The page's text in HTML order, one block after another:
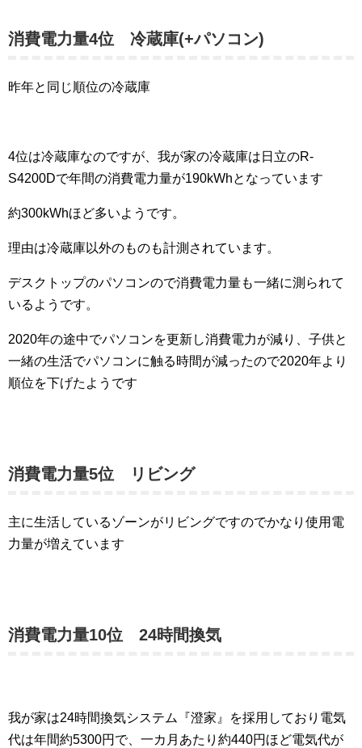
消費電力量4位 冷蔵庫(+パソコン)
昨年と同じ順位の冷蔵庫
4位は冷蔵庫なのですが、我が家の冷蔵庫は日立のR-
S4200Dで年間の消費電力量が190kWhとなっています
約300kWhほど多いようです。
理由は冷蔵庫以外のものも計測されています。
デスクトップのパソコンので消費電力量も一緒に測られて
いるようです。
2020年の途中でパソコンを更新し消費電力が減り、子供と
一緒の生活でパソコンに触る時間が減ったので2020年より
順位を下げたようです
消費電力量5位 リビング
主に生活しているゾーンがリビングですのでかなり使用電
力量が増えています
消費電力量10位 24時間換気
我が家は24時間換気システム『澄家』を採用しており電気
代は年間約5300円で、一カ月あたり約440円ほど電気代が